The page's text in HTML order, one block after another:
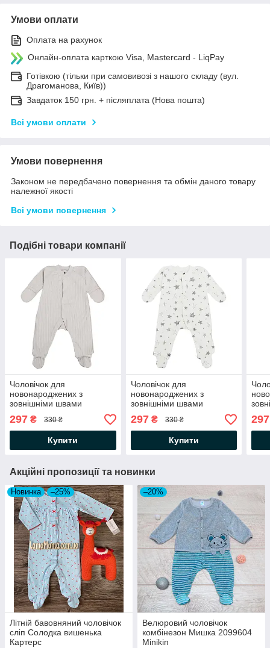
Умови оплати
Оплата на рахунок
Онлайн-оплата карткою Visa, Mastercard - LiqPay
Готівкою (тільки при самовивозі з нашого складу (вул.
Драгоманова, Київ))
Завдаток 150 грн. + післяплата (Нова пошта)
Всі умови оплати
Умови повернення
Законом не передбачено повернення та обмін даного товару
належної якості
Всі умови повернення
Подібні товари компанії
Чоловічок для
новонароджених з
зовнішніми швами
(трикотаж в рубчик) Сімпл
Димчасто-сірий Minikin
297 ₴ 330 ₴
Купити
Чоловічок для
новонароджених з
зовнішніми швами
(трикотаж в рубчик) Сімпл
Зірочки на молочному
Minikin
297₴ 330 ₴
Купити
297
Акційні пропозиції та новинки
Новинка –25%
Літній бавовняний чоловічок
сліп Солодка вишенька
Картерс
–20%
Велюровий чоловічок
комбінезон Мишка 2099604
Minikin